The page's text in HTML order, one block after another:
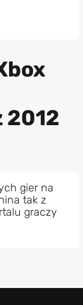
2012
gier na
tak z
graczy